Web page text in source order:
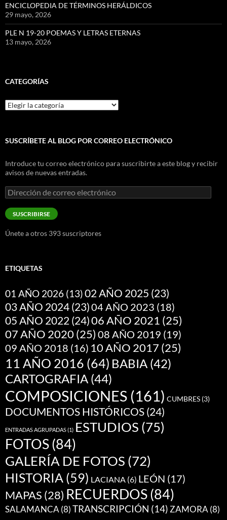
ENCICLOPEDIA DE TÉRMINOS HERÁLDICOS
29 mayo, 2026
PLE N 19-20 POEMAS Y LETRAS ETERNAS
13 mayo, 2026
CATEGORÍAS
Categorías
SUSCRÍBETE AL BLOG POR CORREO ELECTRÓNICO
Introduce tu correo electrónico para suscribirte a este blog y recibir
avisos de nuevas entradas.
Dirección
de
correo
electrónico
SUSCRIBIRSE
Únete a otros 393 suscriptores
ETIQUETAS
01 AÑO 2026 (13)02 AÑO 2025 (23)
03 AÑO 2024(23)04 AÑO 2023 (18)
05 AÑO 2022(24)06 AÑO 2021 (25)
07 AÑO 2020 (25) 08 AÑO 2019 (19)
09 AÑO 2018 (16) 10 AÑO 2017 (25)
11 AÑO 2016 (64) BABIA (42)
CARTOGRAFIA (44)
COMPOSICIONES (161) CUMBRES (3)
DOCUMENTOS HISTÓRICOS(24)
ENTRADAS AGRUPADAS(1) ESTUDIOS (75)
FOTOS(84)
GALERÍA DE FOTOS (72)
HISTORIA (59) LACIANA (6) LEÓN (17)
MAPAS (28) RECUERDOS(84)
SALAMANCA(8)TRANSCRIPCIÓN (14)ZAMORA(8)